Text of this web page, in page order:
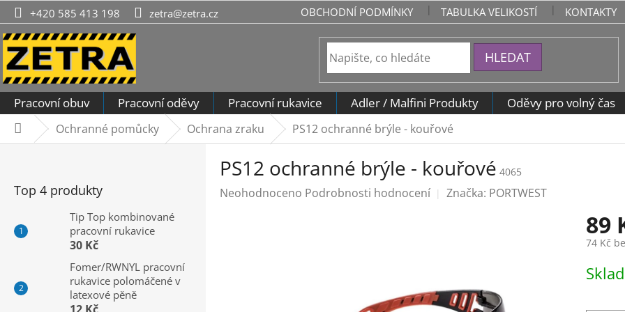
Přejít
na
obsah
+420 585 413 198 zetra@zetra.cz OBCHODNÍ PODMÍNKY TABULKA VELIKOSTÍ KONTAKTY
HLEDAT
Pracovní obuv Pracovní oděvy Pracovní rukavice Adler / Malfini Produkty Oděvy pro volný čas
DomůOchranné pomůcky Ochrana zraku PS12 ochranné brýle - kouřové
Top 4 produkty
Tip Top kombinované
pracovní rukavice
30 Kč
Fomer/RWNYL pracovní
rukavice polomáčené v
latexové pěně
PS12 ochranné brýle - kouřové 4065
Průměrné
Neohodnoceno Podrobnosti hodnocení Značka: PORTWEST
89
74 Kč
cena: